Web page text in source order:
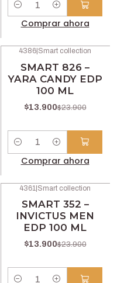
Comprar ahora
4386 Smart collection
SMART 826 –
YARA CANDY EDP
100 ML
$13.900$23.900
Cantidad
Comprar ahora
4361 |Smart collection
SMART 352 –
INVICTUS MEN
EDP 100 ML
$13.900$23.900